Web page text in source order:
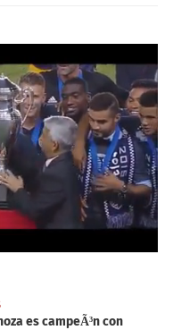
es campeÃ³n con